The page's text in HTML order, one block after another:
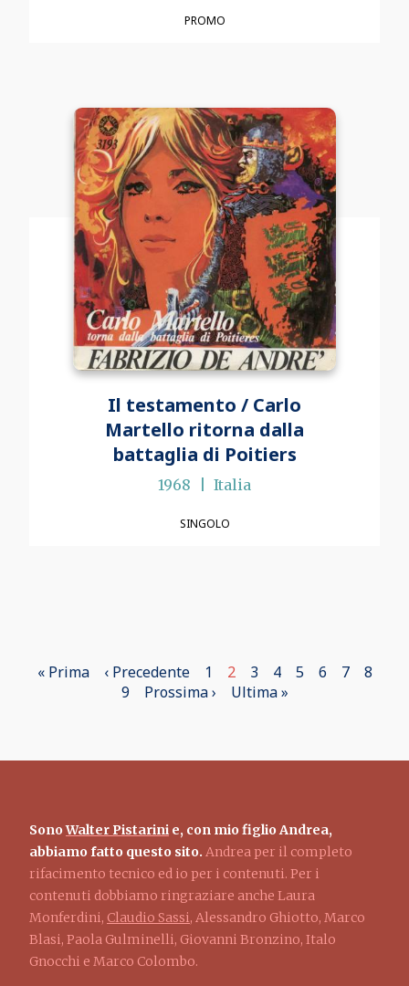
PROMO
Il testamento / Carlo
Martello ritorna dalla
battaglia di Poitiers
1968 Italia
SINGOLO
Prima
« Prima
Pagina
precedente
‹ Precedente Page
1
Pagina
attuale
2 Page
3 Page
4 Page
5 Page
6 Page
7 Page
8
Page
9
Pagina
Prossima ›
Ultima
Ultima »
SonoWalter Pistarini e, con mio figlio Andrea,
abbiamo fatto questo sito. Andrea per il completo
rifacimento tecnico ed io per i contenuti. Per i
contenuti dobbiamo ringraziare anche Laura
Monferdini, Claudio Sassi, Alessandro Ghiotto, Marco
Blasi, Paola Gulminelli, Giovanni Bronzino, Italo
Gnocchi e Marco Colombo.